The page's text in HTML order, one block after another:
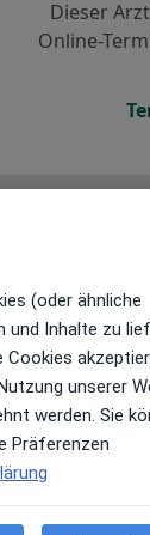
Dieser
Online-
(oder ähnliche
und Inhalte zu
Cookies
unserer
werden. Sie
Präferenzen